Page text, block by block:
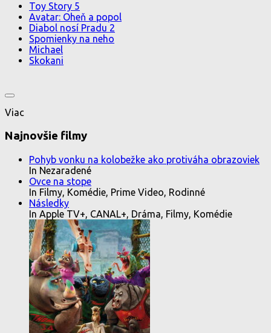
Toy Story 5
Avatar: Oheň a popol
Diabol nosí Pradu 2
Spomienky na neho
Michael
Skokani
Viac
Najnovšie filmy
Pohyb vonku na kolobežke ako protiváha obrazoviek
In Nezaradené
Ovce na stope
In Filmy, Komédie, Prime Video, Rodinné
Následky
In Apple TV+, CANAL+, Dráma, Filmy, Komédie